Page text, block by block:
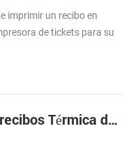
imprimir un recibo en
de tickets para su
¿Qué Tipo de Impresora de recibos Térmica debo Comprar?